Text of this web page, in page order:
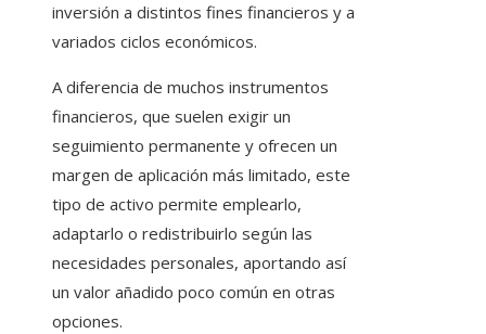
inversión a distintos fines financieros y a
variados ciclos económicos.
A diferencia de muchos instrumentos
financieros, que suelen exigir un
seguimiento permanente y ofrecen un
margen de aplicación más limitado, este
tipo de activo permite emplearlo,
adaptarlo o redistribuirlo según las
necesidades personales, aportando así
un valor añadido poco común en otras
opciones.